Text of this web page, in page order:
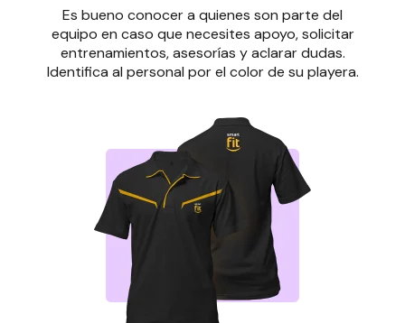
Es bueno conocer a quienes son parte del
equipo en caso que necesites apoyo, solicitar
entrenamientos, asesorías y aclarar dudas.
Identifica al personal por el color de su playera.